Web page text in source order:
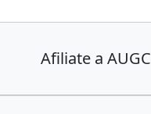
Afiliate a AUGC